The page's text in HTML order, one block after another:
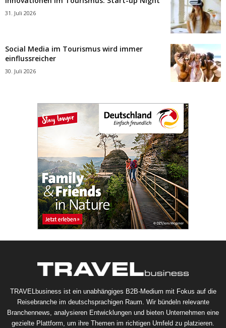
31. Juli 2026
Social Media im Tourismus wird immer
einflussreicher
30. Juli 2026
TRAVELbusiness ist ein unabhängiges B2B-Medium mit Fokus auf die
Reisebranche im deutschsprachigen Raum. Wir bündeln relevante
Branchennews, analysieren Entwicklungen und bieten Unternehmen eine
gezielte Plattform, um ihre Themen im richtigen Umfeld zu platzieren.